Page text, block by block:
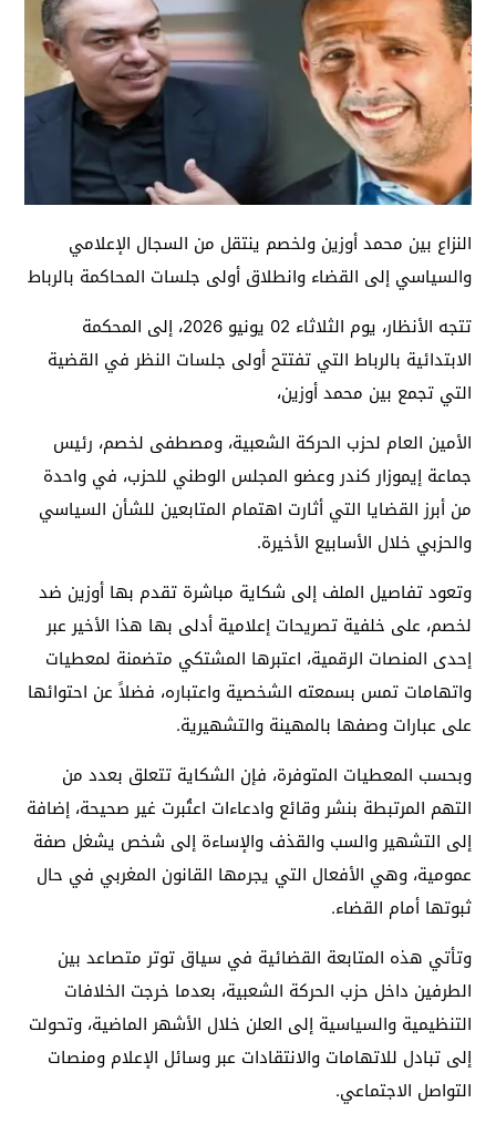
النزاع بين محمد أوزين ولخصم ينتقل من السجال الإعلامي
والسياسي إلى القضاء وانطلاق أولى جلسات المحاكمة بالرباط
تتجه الأنظار، يوم الثلاثاء 02 يونيو 2026، إلى المحكمة
الابتدائية بالرباط التي تفتتح أولى جلسات النظر في القضية
التي تجمع بين محمد أوزين،
الأمين العام لحزب الحركة الشعبية، ومصطفى لخصم، رئيس
جماعة إيموزار كندر وعضو المجلس الوطني للحزب، في واحدة
من أبرز القضايا التي أثارت اهتمام المتابعين للشأن السياسي
والحزبي خلال الأسابيع الأخيرة.
وتعود تفاصيل الملف إلى شكاية مباشرة تقدم بها أوزين ضد
لخصم، على خلفية تصريحات إعلامية أدلى بها هذا الأخير عبر
إحدى المنصات الرقمية، اعتبرها المشتكي متضمنة لمعطيات
واتهامات تمس بسمعته الشخصية واعتباره، فضلاً عن احتوائها
على عبارات وصفها بالمهينة والتشهيرية.
وبحسب المعطيات المتوفرة، فإن الشكاية تتعلق بعدد من
التهم المرتبطة بنشر وقائع وادعاءات اعتُبرت غير صحيحة، إضافة
إلى التشهير والسب والقذف والإساءة إلى شخص يشغل صفة
عمومية، وهي الأفعال التي يجرمها القانون المغربي في حال
ثبوتها أمام القضاء.
وتأتي هذه المتابعة القضائية في سياق توتر متصاعد بين
الطرفين داخل حزب الحركة الشعبية، بعدما خرجت الخلافات
التنظيمية والسياسية إلى العلن خلال الأشهر الماضية، وتحولت
إلى تبادل للاتهامات والانتقادات عبر وسائل الإعلام ومنصات
التواصل الاجتماعي.